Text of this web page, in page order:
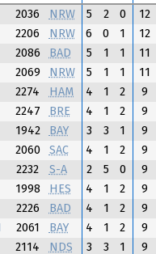
2036 NRW 5 2 0
12
2206 NRW 6 0 1
12
2086 BAD 5 1 1
11
2069 NRW 5 1 1
11
2274 HAM 4 1 2
9
2247 BRE 4 1 2
9
1942 BAY 3 3 1
9
2060 SAC 4 1 2
9
2232 S-A 2 5 0
9
1998 HES 4 1 2
9
2226 BAD 4 1 2
9
2061 BAY 4 1 2
9
2114 NDS 3 3 1
9